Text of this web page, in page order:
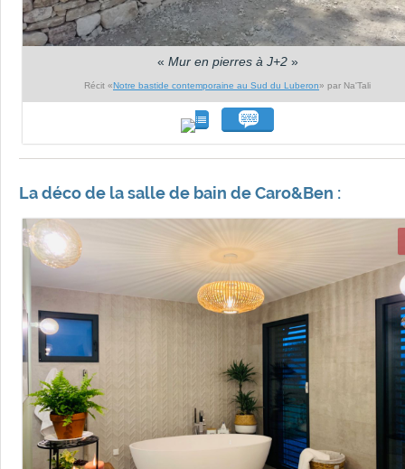
« Mur en pierres à J+2»
Récit «Notre bastide contemporaine au Sud du Luberon» par Na'Tali
La déco de la salle de bain de Caro&Ben :